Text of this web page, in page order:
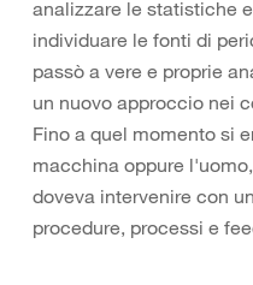
analizzare le statistiche
individuare le fonti di
passò a vere e proprie
un nuovo approccio nei
Fino a quel momento si
macchina oppure
doveva intervenire con
procedure, processi e